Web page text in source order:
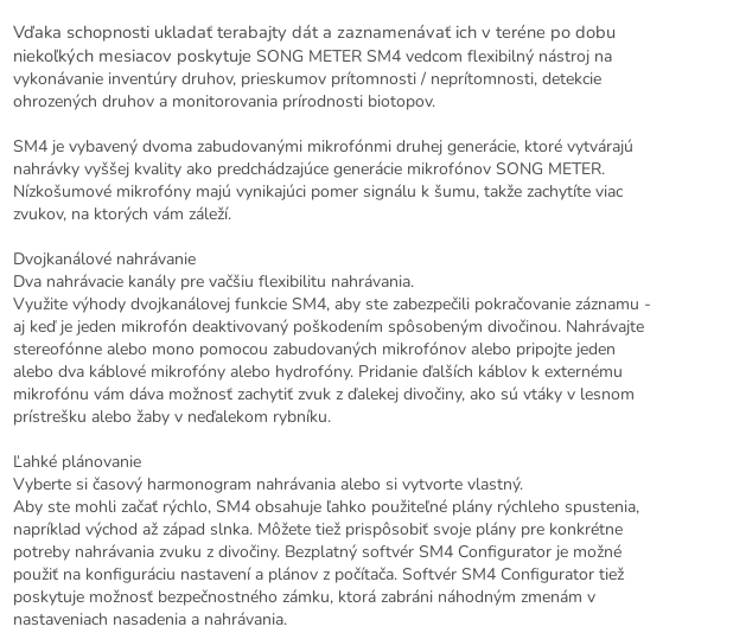
Vďaka schopnosti ukladať terabajty dát a zaznamenávať ich v teréne po dobu
niekoľkých mesiacov poskytuje SONG METER SM4 vedcom flexibilný nástroj na
vykonávanie inventúry druhov, prieskumov prítomnosti / neprítomnosti, detekcie
ohrozených druhov a monitorovania prírodnosti biotopov.
SM4 je vybavený dvoma zabudovanými mikrofónmi druhej generácie, ktoré vytvárajú
nahrávky vyššej kvality ako predchádzajúce generácie mikrofónov SONG METER.
Nízkošumové mikrofóny majú vynikajúci pomer signálu k šumu, takže zachytíte viac
zvukov, na ktorých vám záleží.
Dvojkanálové nahrávanie
Dva nahrávacie kanály pre vačšiu flexibilitu nahrávania.
Využite výhody dvojkanálovej funkcie SM4, aby ste zabezpečili pokračovanie záznamu -
aj keď je jeden mikrofón deaktivovaný poškodením spôsobeným divočinou. Nahrávajte
stereofónne alebo mono pomocou zabudovaných mikrofónov alebo pripojte jeden
alebo dva káblové mikrofóny alebo hydrofóny. Pridanie ďalších káblov k externému
mikrofónu vám dáva možnosť zachytiť zvuk z ďalekej divočiny, ako sú vtáky v lesnom
prístrešku alebo žaby v neďalekom rybníku.
Ľahké plánovanie
Vyberte si časový harmonogram nahrávania alebo si vytvorte vlastný.
Aby ste mohli začať rýchlo, SM4 obsahuje ľahko použiteľné plány rýchleho spustenia,
napríklad východ až západ slnka. Môžete tiež prispôsobiť svoje plány pre konkrétne
potreby nahrávania zvuku z divočiny. Bezplatný softvér SM4 Configurator je možné
použiť na konfiguráciu nastavení a plánov z počítača. Softvér SM4 Configurator tiež
poskytuje možnosť bezpečnostného zámku, ktorá zabráni náhodným zmenám v
nastaveniach nasadenia a nahrávania.